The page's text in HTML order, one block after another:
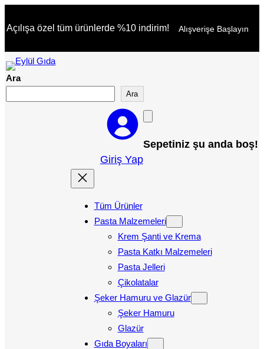
geç
Açılışa özel tüm ürünlerde %10 indirim! Alışverişe Başlayın
Ara
Ara
Giriş Yap
Sepetiniz şu anda boş!
Tüm Ürünler
Pasta Malzemeleri
Krem Şanti ve Krema
Pasta Katkı Malzemeleri
Pasta Jelleri
Çikolatalar
Şeker Hamuru ve Glazür
Şeker Hamuru
Glazür
Gıda Boyaları